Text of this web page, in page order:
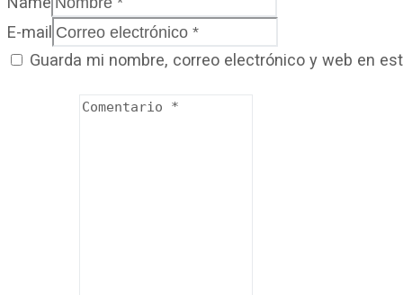
E-mail
Guarda mi nombre, correo electrónico y web en